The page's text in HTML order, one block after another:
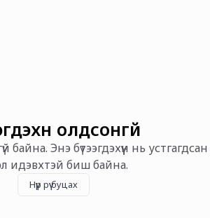
олдсонгүй
байна. Энэ бүтээгдэхүүн нь устгагдсан
идэвхтэй биш байна.
Нүүр рүү буцах